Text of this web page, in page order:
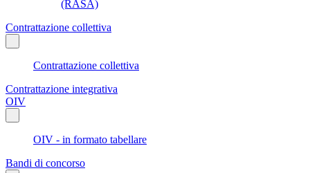
(RASA)
Contrattazione collettiva
Contrattazione collettiva
Contrattazione integrativa
OIV
OIV - in formato tabellare
Bandi di concorso